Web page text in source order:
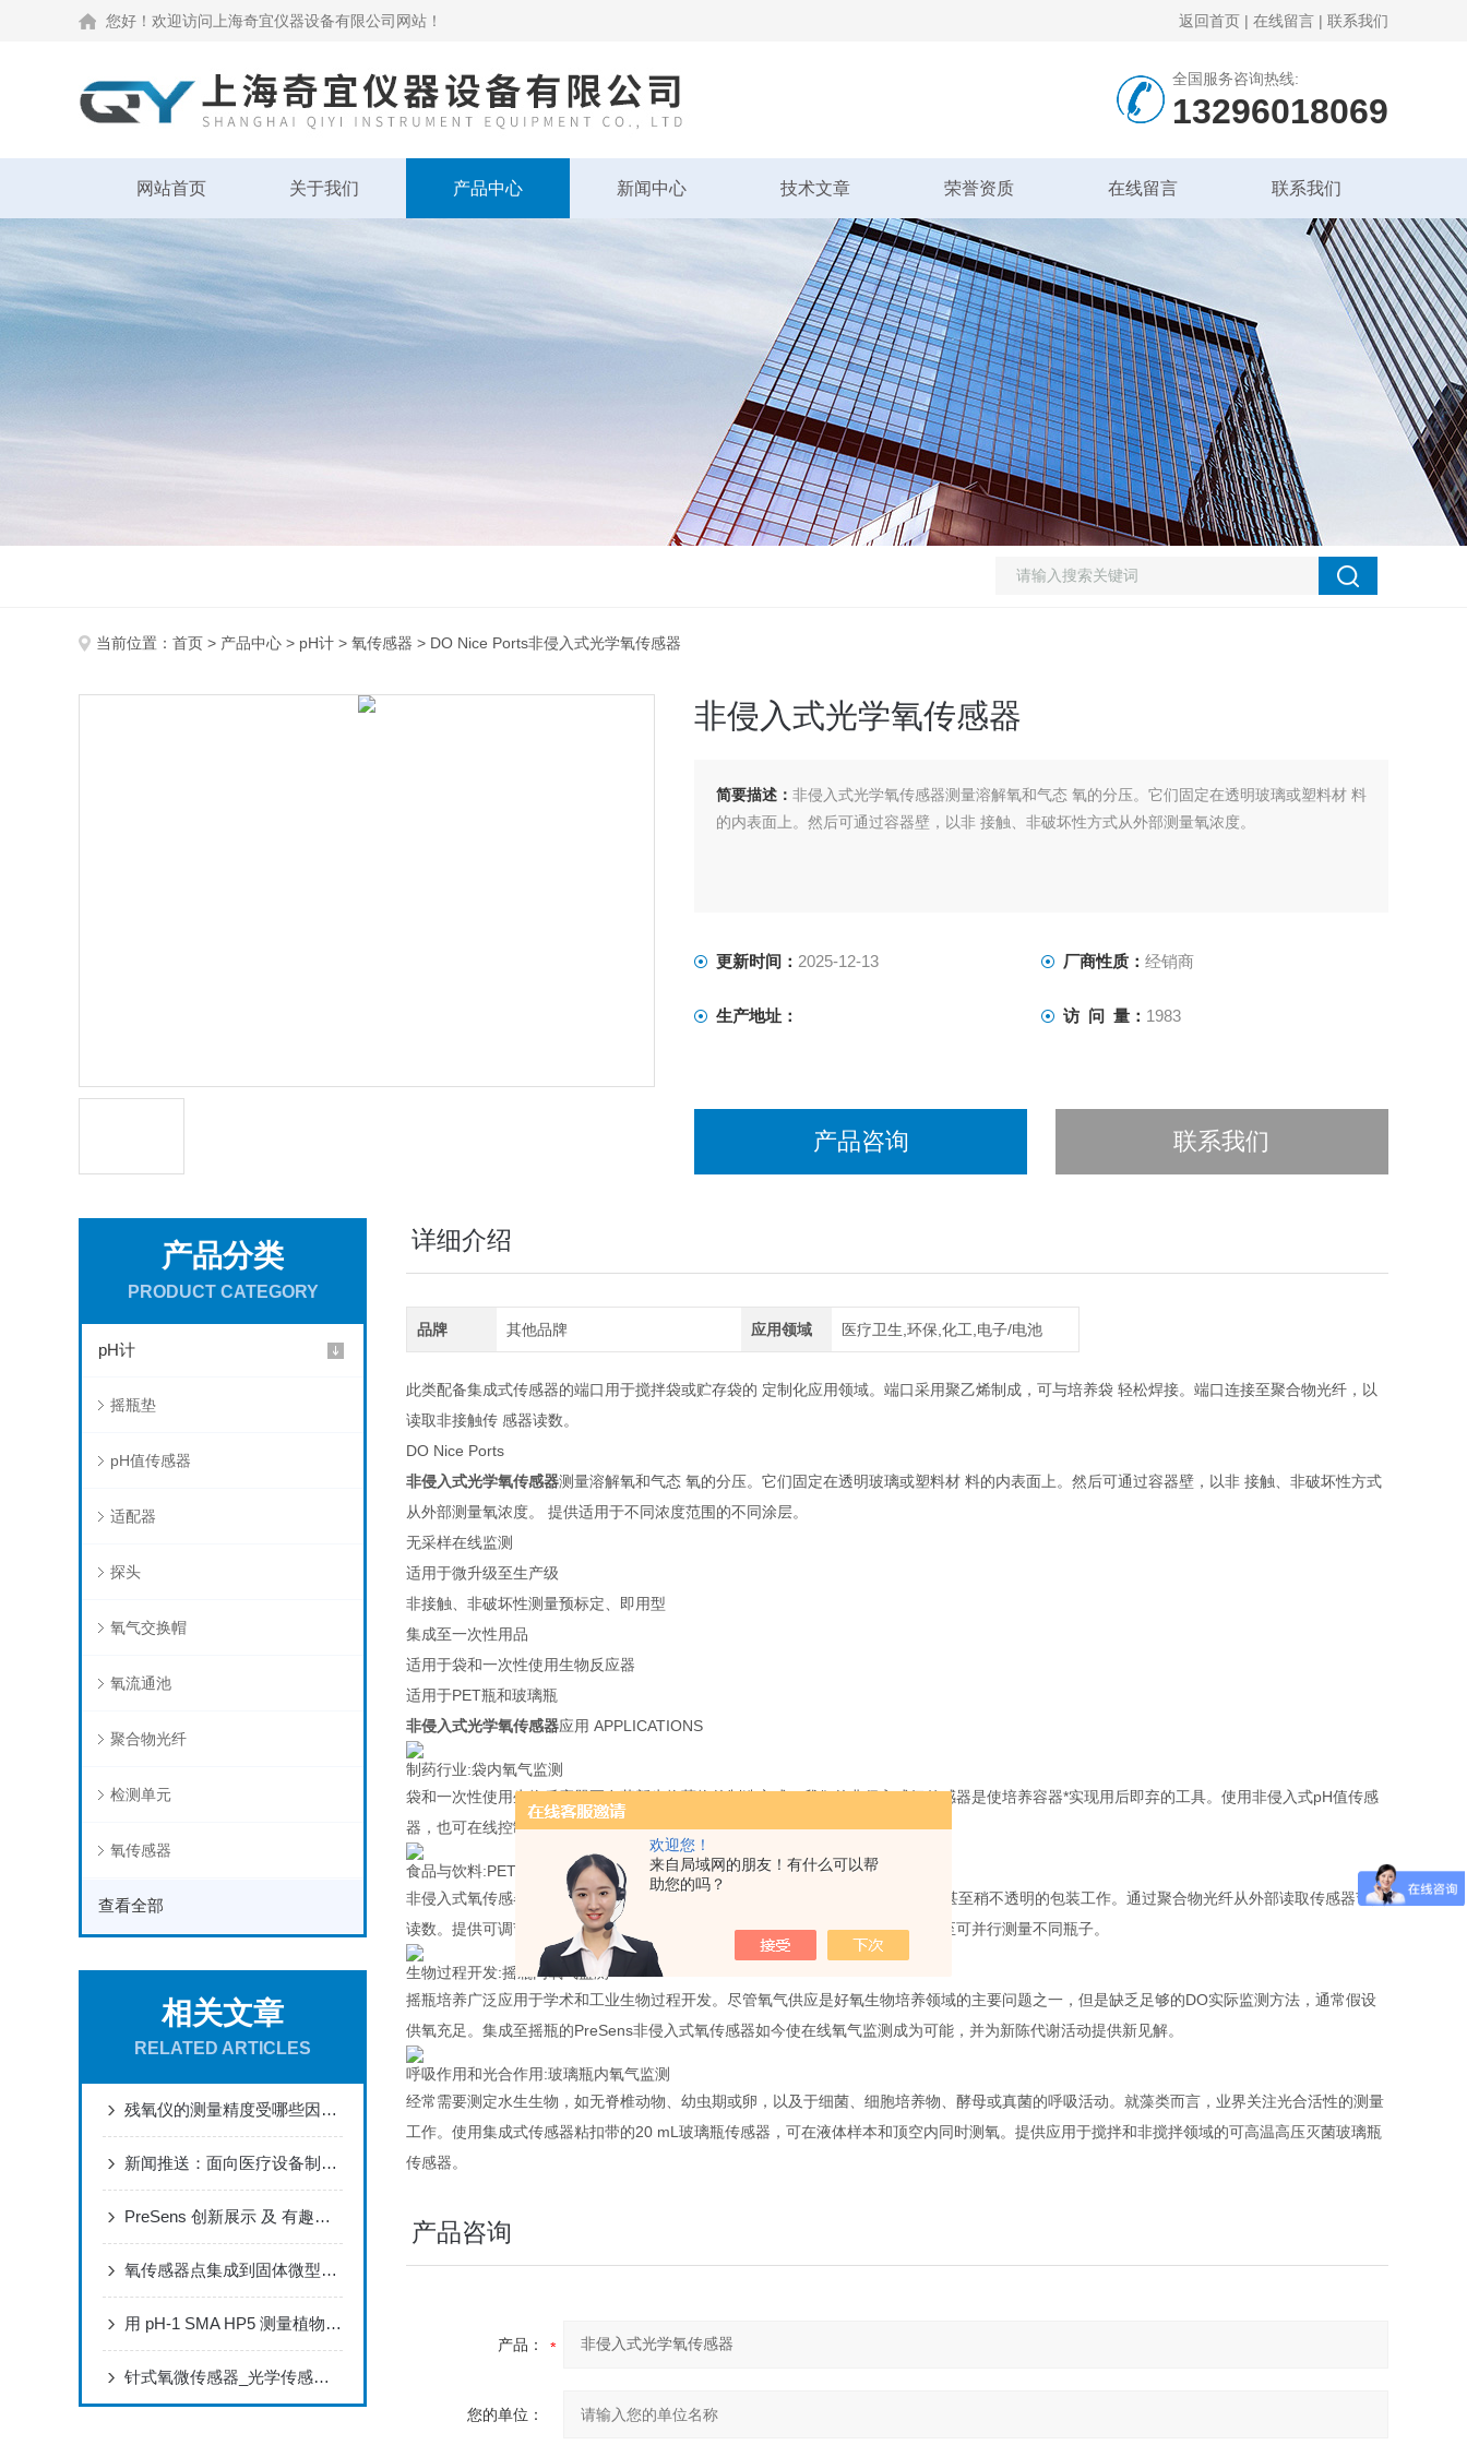
欢迎您！
来自局域网的朋友！有什么可以帮
助您的吗？
您好！欢迎访问上海奇宜仪器设备有限公司网站！ 返回首页 | 在线留言 | 联系我们
全国服务咨询热线:
13296018069
网站首页 关于我们 产品中心 新闻中心 技术文章 荣誉资质 在线留言 联系我们
当前位置： 首页 > 产品中心 > pH计 > 氧传感器 > DO Nice Ports非侵入式光学氧传感器
非侵入式光学氧传感器
简要描述： 非侵入式光学氧传感器测量溶解氧和气态 氧的分压。它们固定在透明玻璃或塑料材 料
的内表面上。然后可通过容器壁，以非 接触、非破坏性方式从外部测量氧浓度。
更新时间： 2025-12-13 厂商性质： 经销商
生产地址： 访 问 量： 1983
产品咨询 联系我们
产品分类
PRODUCT CATEGORY
pH计
摇瓶垫
pH值传感器
适配器
探头
氧气交换帽
氧流通池
聚合物光纤
检测单元
氧传感器
查看全部
相关文章
RELATED ARTICLES
残氧仪的测量精度受哪些因素影响
新闻推送：面向医疗设备制造商的 氧传感器技术
PreSens 创新展示 及 有趣实验
氧传感器点集成到固体微型生物反应器中 新设计的传感器的验证
用 pH-1 SMA HP5 测量植物细胞培养中的 真菌代谢物筛选
针式氧微传感器_光学传感器_NTH-PSt7性能
详细介绍
品牌 其他品牌 应用领域 医疗卫生,环保,化工,电子/电池
此类配备集成式传感器的端口用于搅拌袋或贮存袋的 定制化应用领域。端口采用聚乙烯制成，可与培养袋 轻松焊接。端口连接至聚合物光纤，以
读取非接触传 感器读数。
DO Nice Ports
非侵入式光学氧传感器测量溶解氧和气态 氧的分压。它们固定在透明玻璃或塑料材 料的内表面上。然后可通过容器壁，以非 接触、非破坏性方式
从外部测量氧浓度。 提供适用于不同浓度范围的不同涂层。
无采样在线监测
适用于微升级至生产级
非接触、非破坏性测量预标定、即用型
集成至一次性用品
适用于袋和一次性使用生物反应器
适用于PET瓶和玻璃瓶
非侵入式光学氧传感器应用 APPLICATIONS
制药行业:袋内氧气监测
袋和一次性使用生物反应器正在革新生物药物的制造方式。我们的非侵入式氧传感器是使培养容器*实现用后即弃的工具。使用非侵入式pH值传感
器，也可在线控制两个关键参数:氧含量和pH值。
食品与饮料:PET瓶内透氧测量
非侵入式氧传感器测量液相和气相 (顶空)。它们透过大厚度10 mm的透明材料，甚至稍不透明的包装工作。通过聚合物光纤从外部读取传感器节点
读数。提供可调节支架和定制夹具。由于纤维可在瓶子之间移动，因此该系统甚至可并行测量不同瓶子。
生物过程开发:摇瓶内氧气监测
摇瓶培养广泛应用于学术和工业生物过程开发。尽管氧气供应是好氧生物培养领域的主要问题之一，但是缺乏足够的DO实际监测方法，通常假设
供氧充足。集成至摇瓶的PreSens非侵入式氧传感器如今使在线氧气监测成为可能，并为新陈代谢活动提供新见解。
呼吸作用和光合作用:玻璃瓶内氧气监测
经常需要测定水生生物，如无脊椎动物、幼虫期或卵，以及于细菌、细胞培养物、酵母或真菌的呼吸活动。就藻类而言，业界关注光合活性的测量
工作。使用集成式传感器粘扣带的20 mL玻璃瓶传感器，可在液体样本和顶空内同时测氧。提供应用于搅拌和非搅拌领域的可高温高压灭菌玻璃瓶
传感器。
产品咨询
产品：
您的单位：